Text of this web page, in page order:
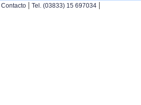
Contacto | Tel. (03833) 15 697034 |